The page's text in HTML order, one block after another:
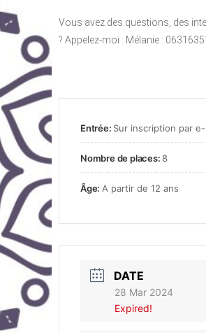
Vous avez des questions, des
? Appelez-moi : Mélanie :
Entrée: Sur inscription par e-
Nombre de places:8
Âge: A partir de 12 ans
DATE
28 Mar 2024
Expired!